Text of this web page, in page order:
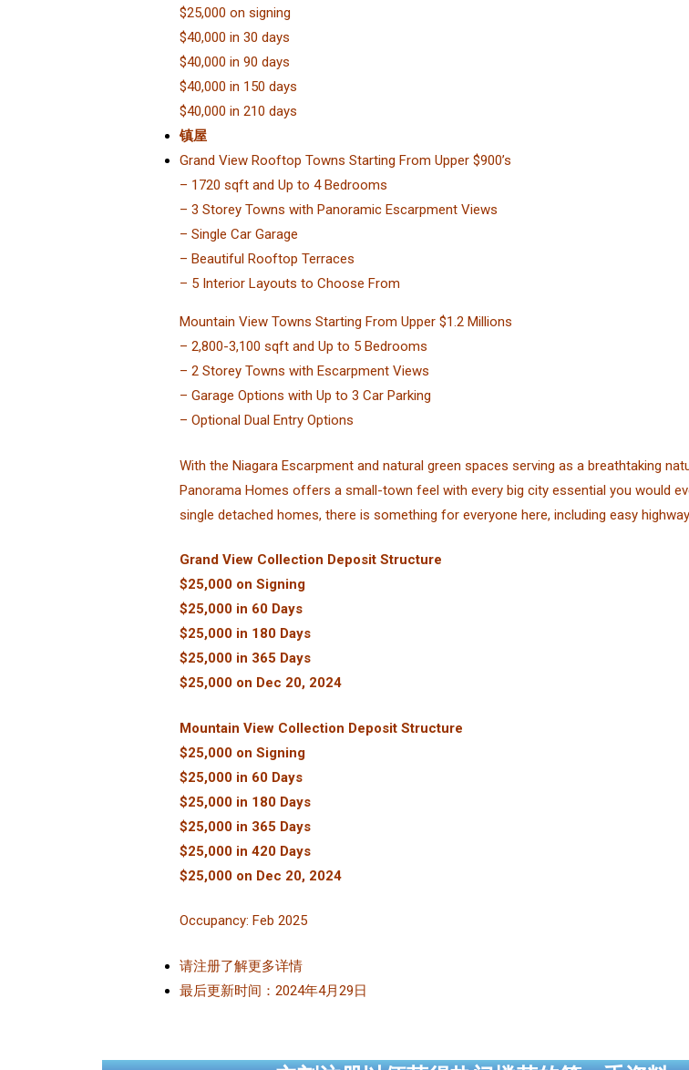
$25,000 on signing
$40,000 in 30 days
$40,000 in 90 days
$40,000 in 150 days
$40,000 in 210 days
镇屋
Grand View Rooftop Towns Starting From Upper $900’s
– 1720 sqft and Up to 4 Bedrooms
– 3 Storey Towns with Panoramic Escarpment Views
– Single Car Garage
– Beautiful Rooftop Terraces
– 5 Interior Layouts to Choose From
Mountain View Towns Starting From Upper $1.2 Millions
– 2,800-3,100 sqft and Up to 5 Bedrooms
– 2 Storey Towns with Escarpment Views
– Garage Options with Up to 3 Car Parking
– Optional Dual Entry Options
With the Niagara Escarpment and natural green spaces serving as a breathtaking
Panorama Homes offers a small-town feel with every big city essential you would
single detached homes, there is something for everyone here, including easy
Grand View Collection Deposit Structure
$25,000 on Signing
$25,000 in 60 Days
$25,000 in 180 Days
$25,000 in 365 Days
$25,000 on Dec 20, 2024
Mountain View Collection Deposit Structure
$25,000 on Signing
$25,000 in 60 Days
$25,000 in 180 Days
$25,000 in 365 Days
$25,000 in 420 Days
$25,000 on Dec 20, 2024
Occupancy: Feb 2025
请注册了解更多详情
最后更新时间：2024年4月29日